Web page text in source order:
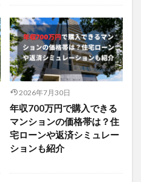
2026年7月30日
年収700万円で購入できる
マンションの価格帯は？住
宅ローンや返済シミュレー
ションも紹介